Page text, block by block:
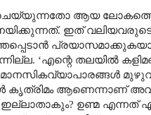
ആയ
നയിക്കുന്നത്. ഇത്
‘എന്റെ തലയിൽ
കൃത്രിമം ആണെന്നാണ്
ഇല്ലാതാകും? ഉണ്മ എന്നത്